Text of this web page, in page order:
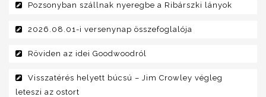
Pozsonyban szállnak nyeregbe a Ribárszki lányok
2026.08.01-i versenynap összefoglalója
Röviden az idei Goodwoodról
Visszatérés helyett búcsú – Jim Crowley végleg
leteszi az ostort